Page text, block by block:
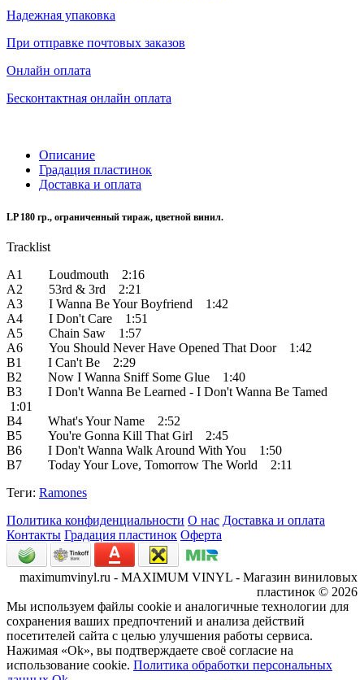
Надежная упаковка
При отправке почтовых заказов
Онлайн оплата
Бесконтактная онлайн оплата
Описание
Градация пластинок
Доставка и оплата
LP 180 гр., ограниченный тираж, цветной винил.
Tracklist
A1 Loudmouth 2:16
A2 53rd & 3rd 2:21
A3 I Wanna Be Your Boyfriend 1:42
A4 I Don't Care 1:51
A5 Chain Saw 1:57
A6 You Should Never Have Opened That Door 1:42
B1 I Can't Be 2:29
B2 Now I Wanna Sniff Some Glue 1:40
B3 I Don't Wanna Be Learned - I Don't Wanna Be Tamed
1:01
B4 What's Your Name 2:52
B5 You're Gonna Kill That Girl 2:45
B6 I Don't Wanna Walk Around With You 1:50
B7 Today Your Love, Tomorrow The World 2:11
Теги: Ramones
Политика конфиденциальности О нас Доставка и оплата
Контакты Градация пластинок Оферта
maximumvinyl.ru - MAXIMUM VINYL - Магазин виниловых
пластинок © 2026
Мы используем файлы cookie и аналогичные технологии для
сохранения ваших предпочтений и анализа действий
посетителей сайта с целью улучшения работы сервиса.
Нажимая «Ok», вы подтверждаете своё согласие на
использование cookie. Политика обработки персональных